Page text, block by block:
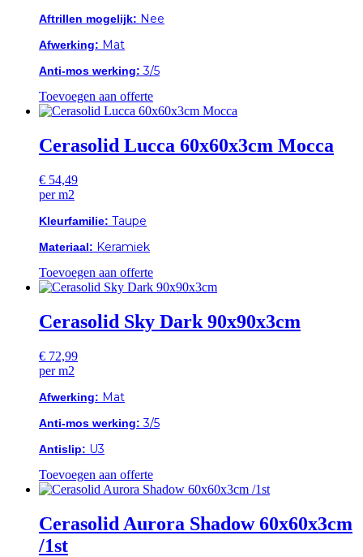
Aftrillen mogelijk: Nee
Afwerking: Mat
Anti-mos werking: 3/5
Toevoegen aan offerte
Cerasolid Lucca 60x60x3cm Mocca
€ 54,49
per m2
Kleurfamilie: Taupe
Materiaal: Keramiek
Toevoegen aan offerte
Cerasolid Sky Dark 90x90x3cm
€ 72,99
per m2
Afwerking: Mat
Anti-mos werking: 3/5
Antislip: U3
Toevoegen aan offerte
Cerasolid Aurora Shadow 60x60x3cm
/1st